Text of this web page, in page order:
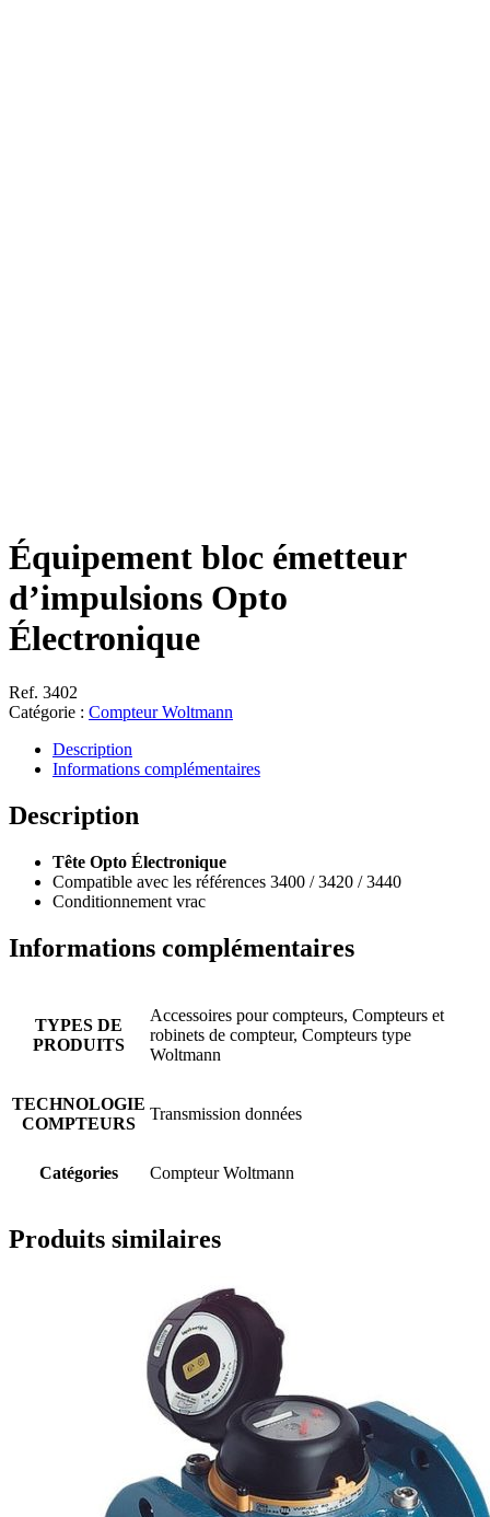
Équipement bloc émetteur
d’impulsions Opto
Électronique
Ref. 3402
Catégorie : Compteur Woltmann
Description
Informations complémentaires
Description
Tête Opto Électronique
Compatible avec les références 3400 / 3420 / 3440
Conditionnement vrac
Informations complémentaires
TYPES DE
PRODUITS
Accessoires pour compteurs, Compteurs et
robinets de compteur, Compteurs type
Woltmann
TECHNOLOGIE
COMPTEURS
Transmission données
Catégories Compteur Woltmann
Produits similaires